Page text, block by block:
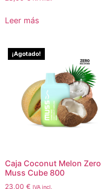
Leer más
¡Agotado!
Caja Coconut Melon Zero
Muss Cube 800
23,00 € IVA incl.